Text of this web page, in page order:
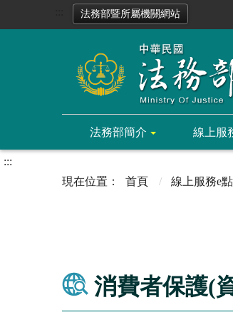
法務部暨所屬機關網站
法務部簡介 線上服
:::
首頁
線上服務e
消費者保護(